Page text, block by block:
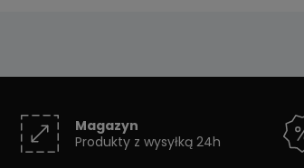
Magazyn
Produkty z wysyłką 24h